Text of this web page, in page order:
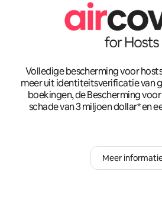
Volledige bescherming voor
meer uit identiteitsverificatie van
boekingen, de Bescherming
schade van 3 miljoen dollar* en
Meer